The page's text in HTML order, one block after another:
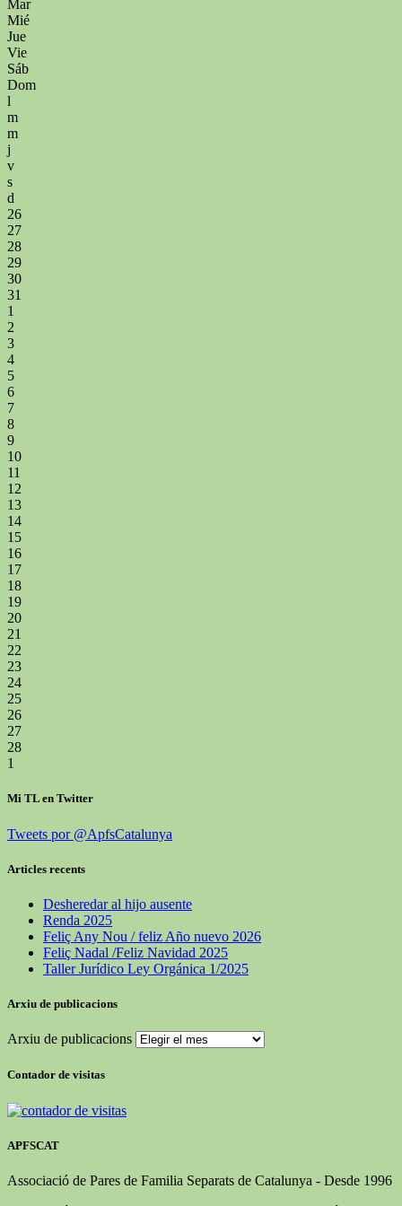
Mar
Mié
Jue
Vie
Sáb
Dom
l
m
m
j
v
s
d
26
27
28
29
30
31
1
2
3
4
5
6
7
8
9
10
11
12
13
14
15
16
17
18
19
20
21
22
23
24
25
26
27
28
1
Mi TL en Twitter
Tweets por @ApfsCatalunya
Articles recents
Desheredar al hijo ausente
Renda 2025
Feliç Any Nou / feliz Año nuevo 2026
Feliç Nadal /Feliz Navidad 2025
Taller Jurídico Ley Orgánica 1/2025
Arxiu de publicacions
Arxiu de publicacions
Contador de visitas
APFSCAT
Associació de Pares de Familia Separats de Catalunya - Desde 1996